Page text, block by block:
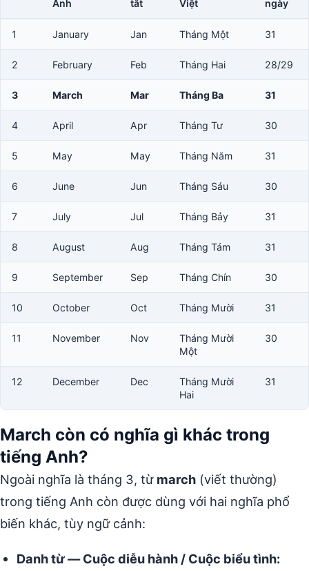
Anh tắt Việt ngày
1 January Jan Tháng Một 31
2 February Feb Tháng Hai 28/29
3 March Mar Tháng Ba 31
4 April Apr Tháng Tư 30
5 May May Tháng Năm 31
6 June Jun Tháng Sáu 30
7 July Jul Tháng Bảy 31
8 August Aug Tháng Tám 31
9 September Sep Tháng Chín 30
10 October Oct Tháng Mười 31
11 November Nov
Tháng Mười
Một
30
12 December Dec
Tháng Mười
Hai
31
March còn có nghĩa gì khác trong
tiếng Anh?
Ngoài nghĩa là tháng 3, từ march (viết thường)
trong tiếng Anh còn được dùng với hai nghĩa phổ
biến khác, tùy ngữ cảnh:
Danh từ — Cuộc diễu hành / Cuộc biểu tình: